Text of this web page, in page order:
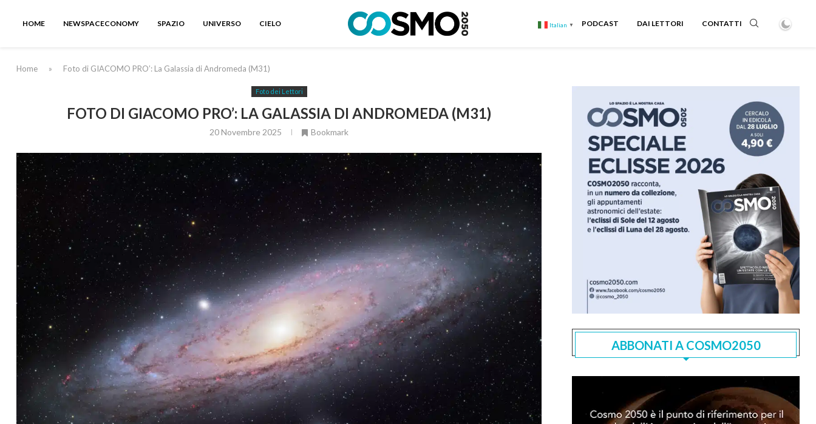
HOME NEWSPACECONOMY SPAZIO UNIVERSO CIELO Italian ▼ PODCAST DAI LETTORI CONTATTI
Home » Foto di GIACOMO PRO’: La Galassia di Andromeda (M31)
Foto dei Lettori
FOTO DI GIACOMO PRO’: LA GALASSIA DI ANDROMEDA (M31)
20 Novembre 2025 Bookmark
ABBONATI A COSMO2050